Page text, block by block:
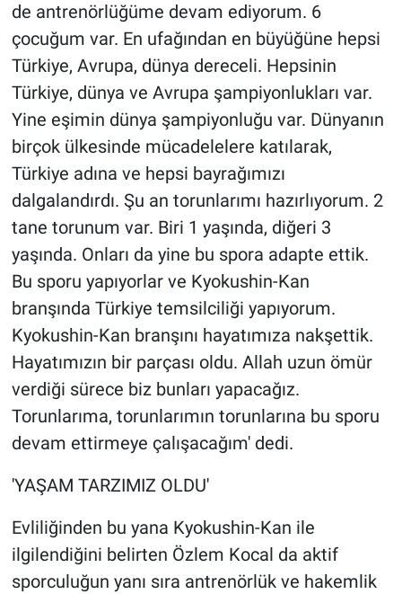
de antrenörlüğüme devam ediyorum. 6
çocuğum var. En ufağından en büyüğüne hepsi
Türkiye, Avrupa, dünya dereceli. Hepsinin
Türkiye, dünya ve Avrupa şampiyonlukları var.
Yine eşimin dünya şampiyonluğu var. Dünyanın
birçok ülkesinde mücadelelere katılarak,
Türkiye adına ve hepsi bayrağımızı
dalgalandırdı. Şu an torunlarımı hazırlıyorum. 2
tane torunum var. Biri 1 yaşında, diğeri 3
yaşında. Onları da yine bu spora adapte ettik.
Bu sporu yapıyorlar ve Kyokushin-Kan
branşında Türkiye temsilciliği yapıyorum.
Kyokushin-Kan branşını hayatımıza nakşettik.
Hayatımızın bir parçası oldu. Allah uzun ömür
verdiği sürece biz bunları yapacağız.
Torunlarıma, torunlarımın torunlarına bu sporu
devam ettirmeye çalışacağım' dedi.
'YAŞAM TARZIMIZ OLDU'
Evliliğinden bu yana Kyokushin-Kan ile
ilgilendiğini belirten Özlem Kocal da aktif
sporculuğun yanı sıra antrenörlük ve hakemlik